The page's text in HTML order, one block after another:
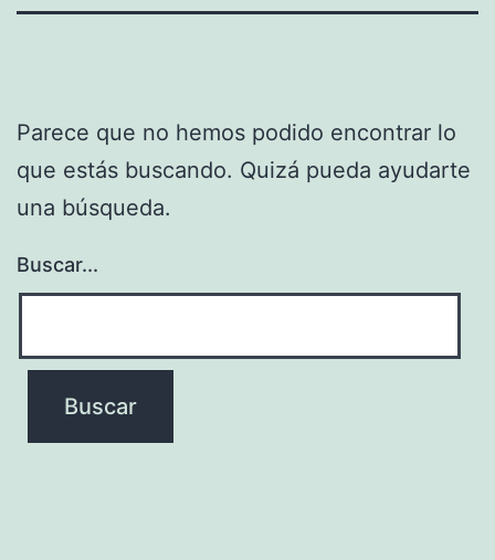
Parece que no hemos podido encontrar lo
que estás buscando. Quizá pueda ayudarte
una búsqueda.
Buscar...